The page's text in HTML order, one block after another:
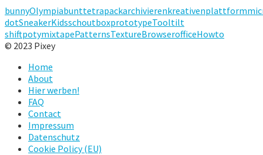
bunnyOlympiabunttetrapackarchivierenkreativenplattform
dotSneakerKidsschoutboxprototypeTooltilt
shiftpotymixtapePatternsTextureBrowserofficeHowto
© 2023 Pixey
Home
About
Hier werben!
FAQ
Contact
Impressum
Datenschutz
Cookie Policy (EU)